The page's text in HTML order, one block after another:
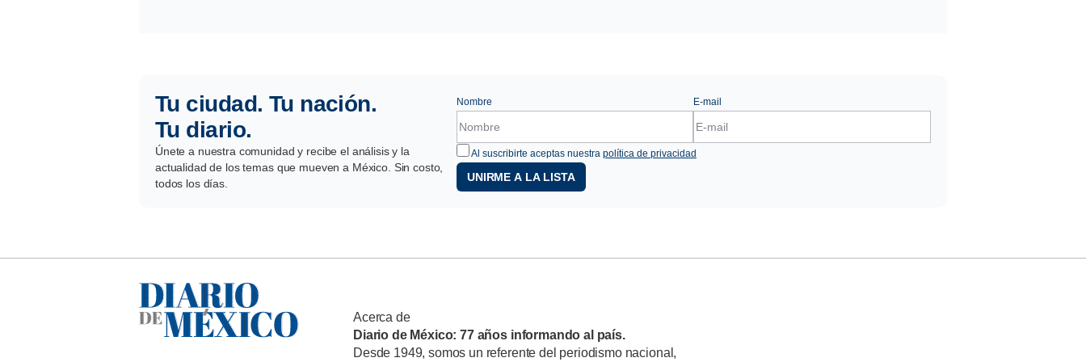
Tu ciudad. Tu nación.
Tu diario.
Únete a nuestra comunidad y recibe el análisis y la
actualidad de los temas que mueven a México. Sin costo,
todos los días.
Nombre E-mail
Al suscribirte aceptas nuestra política de privacidad
UNIRME A LA LISTA
Acerca de
Diario de México: 77 años informando al país.
Desde 1949, somos un referente del periodismo nacional,